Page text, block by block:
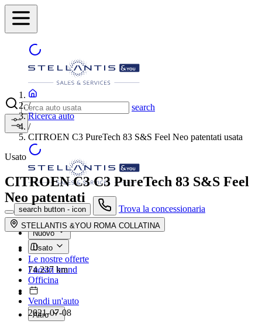
search
search button - icon Trova la concessionaria
Nuovo
Usato
Le nostre offerte
I nostri brand
Officina
Vendi un'auto
Altro
/
Ricerca auto
/
CITROEN C3 PureTech 83 S&S Feel Neo patentati usata
Usato
CITROEN C3C3 PureTech 83 S&S Feel
Neo patentati
STELLANTIS &YOU ROMA COLLATINA
74.237 km
2021-07-08